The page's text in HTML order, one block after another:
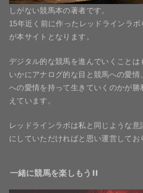
しがない競馬本の著者です。
15年近く前に作ったレッドラインラ
が本サイトとなります。
デジタル的な競馬を進んでいくことは
いかにアナログ的な目と競馬への愛情
への愛情を持って生きていくのかが勝
えています。
レッドラインラボは私と同じような意
にしていただければと思い運営してお
一緒に競馬を楽しもう!!